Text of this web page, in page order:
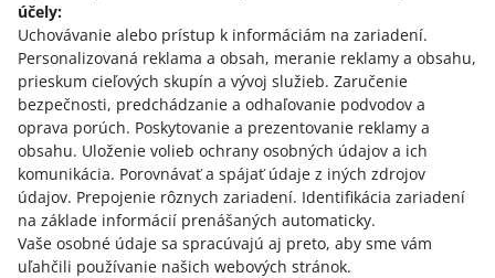
účely:
Uchovávanie alebo prístup k informáciám na zariadení.
Personalizovaná reklama a obsah, meranie reklamy a obsahu,
prieskum cieľových skupín a vývoj služieb. Zaručenie
bezpečnosti, predchádzanie a odhaľovanie podvodov a
oprava porúch. Poskytovanie a prezentovanie reklamy a
obsahu. Uloženie volieb ochrany osobných údajov a ich
komunikácia. Porovnávať a spájať údaje z iných zdrojov
údajov. Prepojenie rôznych zariadení. Identifikácia zariadení
na základe informácií prenášaných automaticky.
Vaše osobné údaje sa spracúvajú aj preto, aby sme vám
uľahčili používanie našich webových stránok.
Potrebujete pomoc?
Kontaktujte nás
Opýtajte sa komunity
Prejdite do Allegro Komunity